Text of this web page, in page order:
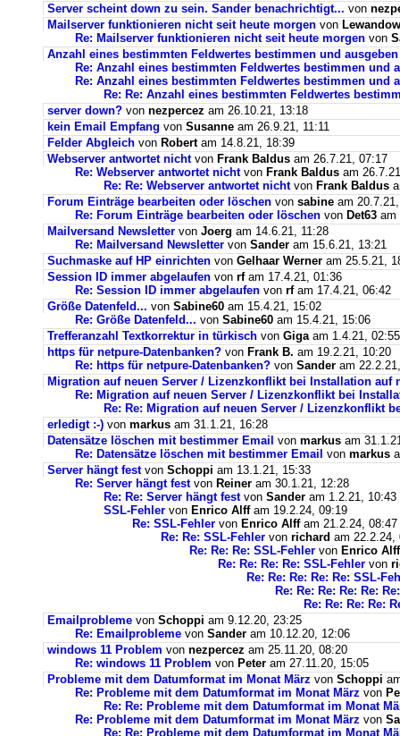
Server scheint down zu sein. Sander benachrichtigt... von
Mailserver funktionieren nicht seit heute morgen von
Re: Mailserver funktionieren nicht seit heute morgen von
Anzahl eines bestimmten Feldwertes bestimmen und ausgeben
Re: Anzahl eines bestimmten Feldwertes bestimmen und
Re: Anzahl eines bestimmten Feldwertes bestimmen und
Re: Re: Anzahl eines bestimmten Feldwertes
server down? von nezpercez am 26.10.21, 13:18
kein Email Empfang von Susanne am 26.9.21, 11:11
Felder Abgleich von Robertam 14.8.21, 18:39
Webserver antwortet nichtvon Frank Baldus am 26.7.21, 07:17
Re: Webserver antwortet nichtvon Frank Baldus am
Re: Re: Webserver antwortet nichtvon Frank Baldus
Forum Einträge bearbeiten oder löschen von sabine am
Re: Forum Einträge bearbeiten oder löschen von Det63 am
Mailversand Newsletter von Joerg am 14.6.21, 11:28
Re: Mailversand Newsletter von Sander am 15.6.21, 13:21
Suchmaske auf HP einrichten von Gelhaar Werner am 25.5.21,
Session ID immer abgelaufen von rfam 17.4.21, 01:36
Re: Session ID immer abgelaufen von rfam 17.4.21, 06:42
Größe Datenfeld... von Sabine60 am 15.4.21, 15:02
Re: Größe Datenfeld... von Sabine60 am 15.4.21, 15:06
Trefferanzahl Textkorrektur in türkisch von Gigaam 1.4.21, 02:55
https für netpure-Datenbanken? von Frank B. am 19.2.21, 10:20
Re: https für netpure-Datenbanken? von Sander am
Migration auf neuen Server / Lizenzkonflikt bei Installation auf
Re: Migration auf neuen Server / Lizenzkonflikt bei
Re: Re: Migration auf neuen Server / Lizenzkonflikt
erledigt :-) von markus am 31.1.21, 16:28
Datensätze löschen mit bestimmer Email von markus am
Re: Datensätze löschen mit bestimmer Email von markus
Server hängt festvon Schoppi am 13.1.21, 15:33
Re: Server hängt festvon Reiner am 30.1.21, 12:28
Re: Re: Server hängt festvon Sander am 1.2.21, 10:43
SSL-Fehler von Enrico Alffam 19.2.24, 09:19
Re: SSL-Fehler von Enrico Alffam 21.2.24, 08:47
Re: Re: SSL-Fehler von richard am 22.2.24,
Re: Re: Re: SSL-Fehler von Enrico Alff
Re: Re: Re: Re: SSL-Fehler von
Re: Re: Re: Re: Re: SSL-
Re: Re: Re: Re: Re:
Re: Re: Re: Re:
Emailprobleme von Schoppi am 9.12.20, 23:25
Re: Emailprobleme von Sander am 10.12.20, 12:06
windows 11 Problem von nezpercez am 25.11.20, 08:20
Re: windows 11 Problem von Peter am 27.11.20, 15:05
Probleme mit dem Datumformat im Monat März von Schoppi
Re: Probleme mit dem Datumformat im Monat März von
Re: Re: Probleme mit dem Datumformat im Monat
Re: Probleme mit dem Datumformat im Monat März von
Re: Re: Probleme mit dem Datumformat im Monat